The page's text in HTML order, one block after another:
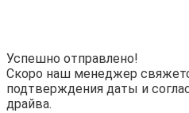
Успешно отправлено!
Скоро наш менеджер
подтверждения даты и
драйва.